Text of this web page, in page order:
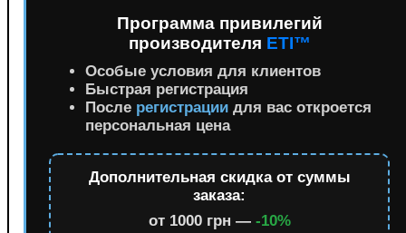
Программа привилегий
производителя ETI™
Особые условия для клиентов
Быстрая регистрация
После регистрации для вас откроется
персональная цена
Дополнительная скидка от суммы
заказа:
от 1000 грн — -10%